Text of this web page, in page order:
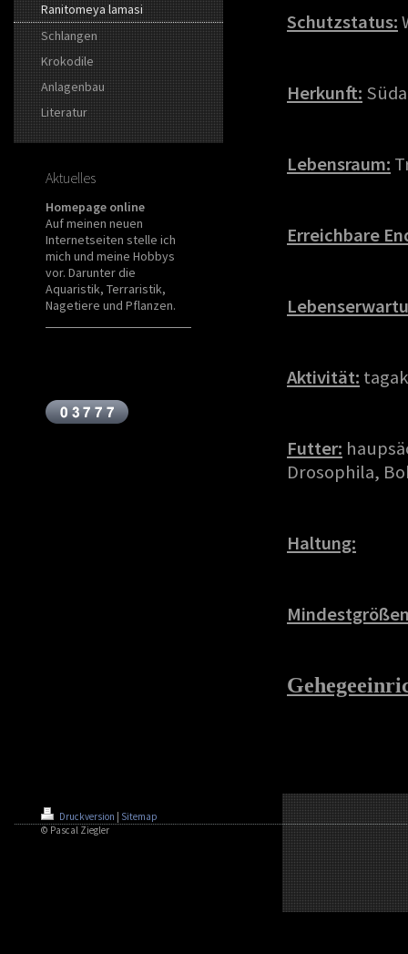
Ranitomeya lamasi
Schlangen
Krokodile
Anlagenbau
Literatur
Aktuelles
Homepage online
Auf meinen neuen
Internetseiten stelle ich
mich und meine Hobbys
vor. Darunter die
Aquaristik, Terraristik,
Nagetiere und Pflanzen.
Schutzstatus:
Herkunft:
Lebensraum:
Erreichbare
Aktivität:
Futter:
Drosophila,
Haltung:
Druckversion | Sitemap
© Pascal Ziegler